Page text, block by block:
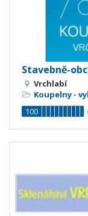
Stavebně-
Vrchlabí
Koupelny -
100